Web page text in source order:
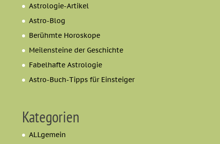
Astrologie-Artikel
Astro-Blog
Berühmte Horoskope
Meilensteine der Geschichte
Fabelhafte Astrologie
Astro-Buch-Tipps für Einsteiger
Kategorien
ALLgemein